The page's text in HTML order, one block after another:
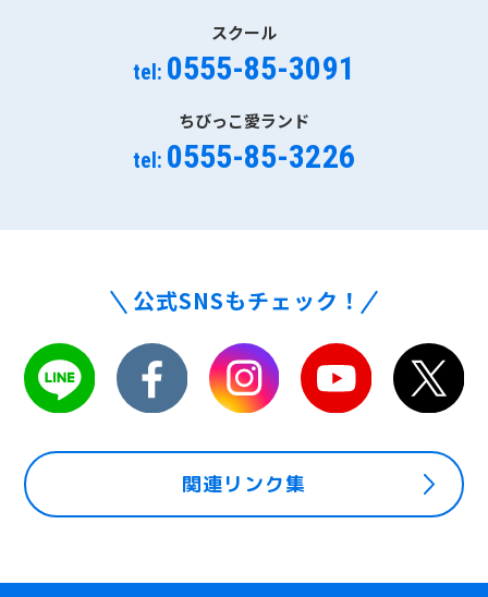
スクール
tel: 0555-85-3091
ちびっこ愛ランド
tel: 0555-85-3226
公式SNSもチェック！
関連リンク集